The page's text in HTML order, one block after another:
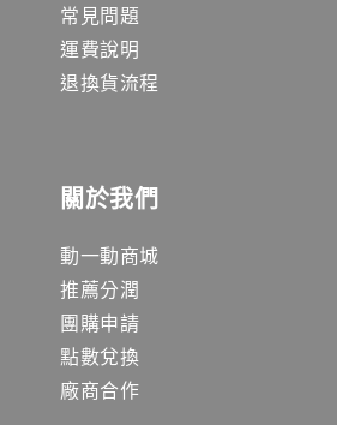
常見問題
運費說明
退換貨流程
關於我們
動一動商城
推薦分潤
團購申請
點數兌換
廠商合作